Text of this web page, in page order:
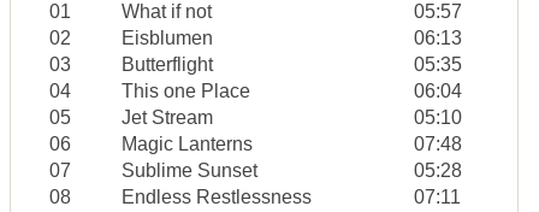
01 What if not
05:57
02
Eisblumen
06:13
03
Butterflight
05:35
04
This one Place
06:04
05
Jet Stream
05:10
06
Magic Lanterns
07:48
07
Sublime Sunset
05:28
08
Endless Restlessness
07:11